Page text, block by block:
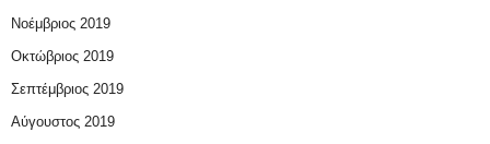
Νοέμβριος 2019
Οκτώβριος 2019
Σεπτέμβριος 2019
Αύγουστος 2019